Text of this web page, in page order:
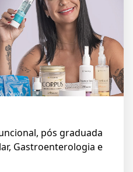
pós graduada
Gastroenterologia e